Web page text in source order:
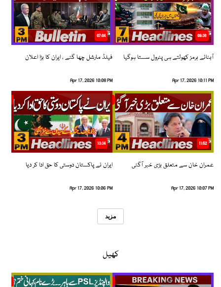
08:36
آبنائے ہرمز کھولتے ہی پٹرول سستا ہوگیا
Apr 17, 2026 10:11 PM
07:04
فیلڈ مارشل چھا گئے ، ایران کا بڑا اعلان
Apr 17, 2026 10:08 PM
11:52
عمران خان سے متعلق بڑی خبر آگئی
Apr 17, 2026 10:07 PM
13:34
ایران نے پاکستان دوستی کا حق ادا کر دیا
Apr 17, 2026 10:06 PM
مزید
کھیل